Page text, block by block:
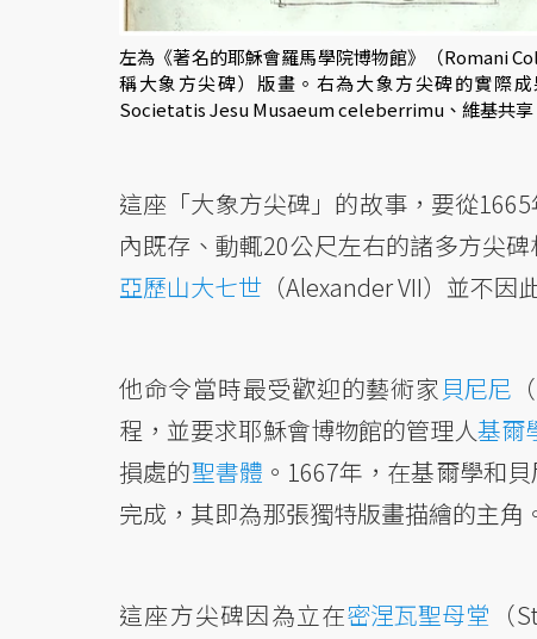
左為《著名的耶穌會羅馬學院博物館》（Romani
稱大象方尖碑）版畫。右為大象方尖碑的實際
Societatis Jesu Musaeum celeberrimu、維基共
這座「大象方尖碑」的故事，要從
內既存、動輒20公尺左右的諸多方尖
亞歷山大七世 （Alexander VII）並不因
他命令當時最受歡迎的藝術家 貝尼尼
程，並要求耶穌會博物館的管理人基爾
損處的聖書體 。1667年，在基爾學和
完成，其即為那張獨特版畫描繪的主角
這座方尖碑因為立在密涅瓦聖母堂